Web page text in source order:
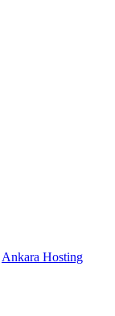
Ankara Hosting